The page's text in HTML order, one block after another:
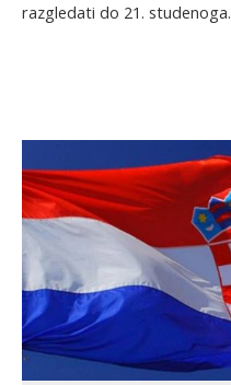
razgledati do 21. studenoga.